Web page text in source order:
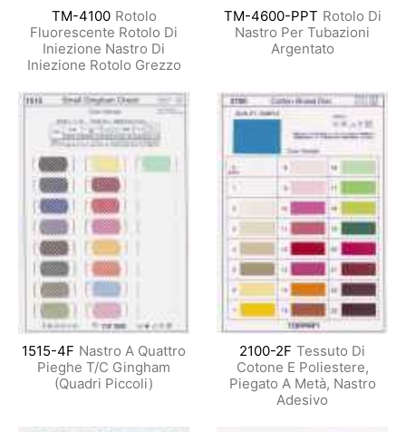
TM-4100 Rotolo
Fluorescente Rotolo Di
Iniezione Nastro Di
Iniezione Rotolo Grezzo
TM-4600-PPT Rotolo Di
Nastro Per Tubazioni
Argentato
1515-4F Nastro A Quattro
Pieghe T/C Gingham
(Quadri Piccoli)
2100-2F Tessuto Di
Cotone E Poliestere,
Piegato A Metà, Nastro
Adesivo